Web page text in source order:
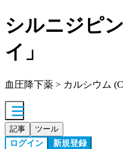
シルニジピ
イ」
血圧降下薬 > カルシウム
記事 ツール
ログイン 新規登録